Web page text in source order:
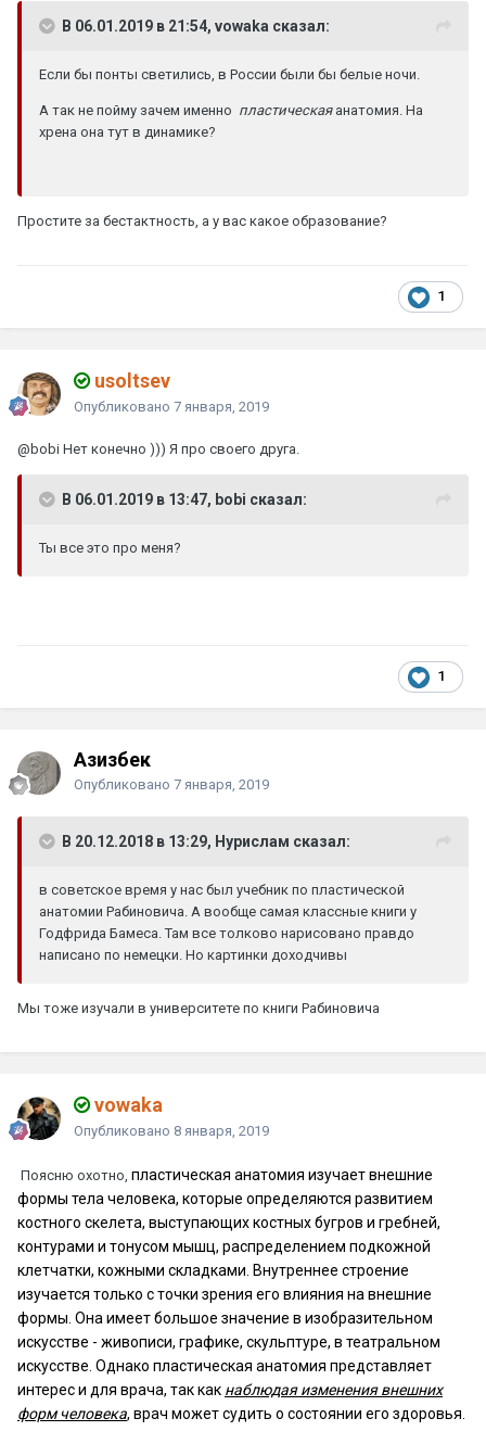
В 06.01.2019 в 21:54, vowaka сказал:
Если бы понты светились, в России были бы белые ночи.
А так не пойму зачем именно пластическаяанатомия. На
хрена она тут в динамике?
Простите за бестактность, а у вас какое образование?
1
usoltsev
Опубликовано 7 января, 2019
@bobi Нет конечно ))) Я про своего друга.
В 06.01.2019 в 13:47, bobi сказал:
Ты все это про меня?
1
Азизбек
Опубликовано 7 января, 2019
В 20.12.2018 в 13:29, Нурислам сказал:
в советское время у нас был учебник по пластической
анатомии Рабиновича. А вообще самая классные книги у
Годфрида Бамеса. Там все толково нарисовано правдо
написано по немецки. Но картинки доходчивы
Мы тоже изучали в университете по книги Рабиновича
vowaka
Опубликовано 8 января, 2019
Поясню охотно, пластическая анатомия изучает внешние
формы тела человека, которые определяются развитием
костного скелета, выступающих кост­ных бугров и гребней,
контурами и тонусом мышц, распределением под­кожной
клетчатки, кожными складками. Внутреннее строение
изучается только с точки зрения его влияния на внешние
формы. Она имеет большое значение в изобразительном
искусстве - живописи, графике, скульптуре, в театральном
искусстве. Однако пластическая анатомия представляет
интерес и для врача, так как наблюдая изменения внеш­них
форм человека, врач может судить о состоянии его здоровья.